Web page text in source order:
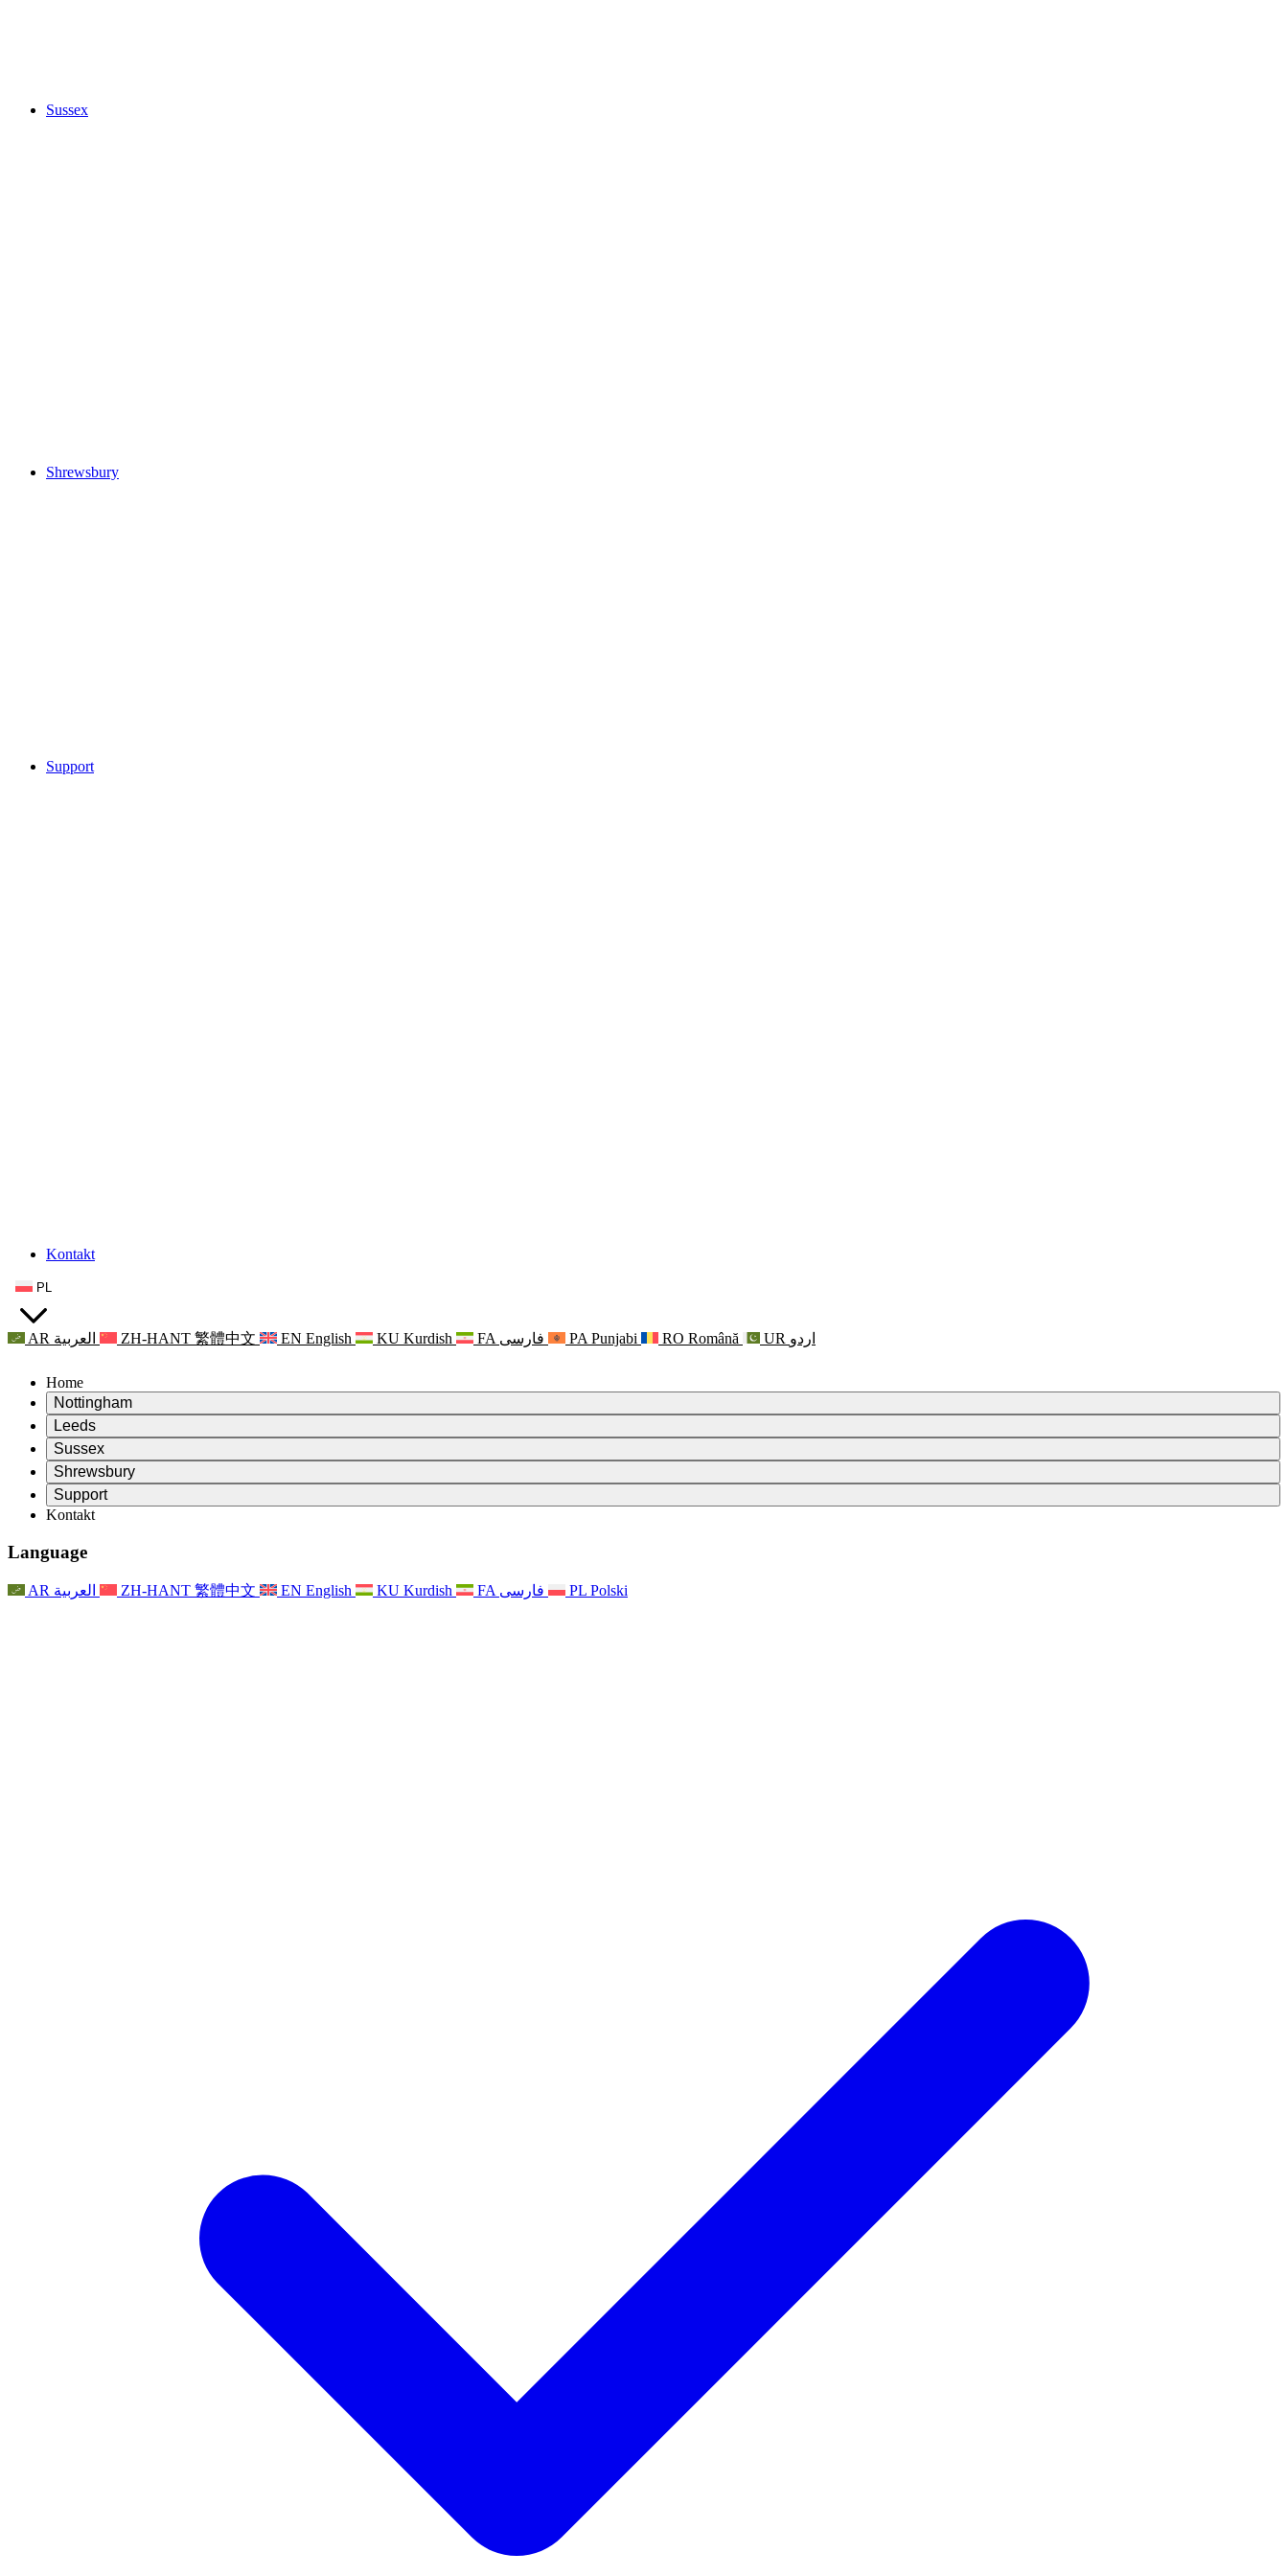
Sussex
Shrewsbury
Support
Kontakt
PL
AR العربية ZH-HANT 繁體中文 EN English KU Kurdish FA فارسی PA Punjabi RO Română UR اردو
Home
Nottingham
Review
Przewodniczący Przeglądu
Niezależny zespół recenzentów
Zakres uprawnień
Raport końcowy z niezależnego przeglądu
Często zadawane pytania
Proces przekazywania informacji zwrotnych przez rodzinę
Biuletyny informacyjne
Leeds
Review
Przewodniczący Przeglądu
Niezależny zespół recenzentów
Zakres wymagań i obowiązków
Kontakt
Wsparcie psychologiczne dla rodzin
Aktualizacje dla rodzin
Zdarzenia
For Staff
Sussex
Review
Przewodniczący Przeglądu
Niezależny zespół recenzentów
Zakres uprawnień
For Families
Aktualizacje dla rodzin
Shrewsbury
Review
Zakres zadań w zakresie oceny macierzyństwa
Raport końcowy z niezależnego przeglądu
Pierwszy raport z niezależnego przeglądu
For Families
Support
Leeds
Nottingham
Rodzinna Służba Wsparcia Psychologicznego
Wsparcie w sytuacjach kryzysowych związanych ze zdrowiem psychicznym
Usługi regionalne Nottingham
Kontakt
Language
AR العربية ZH-HANT 繁體中文 EN English KU Kurdish FA فارسی PL Polski